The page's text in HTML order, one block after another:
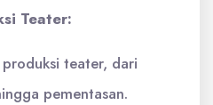
Teater:
produksi teater, dari
pementasan.